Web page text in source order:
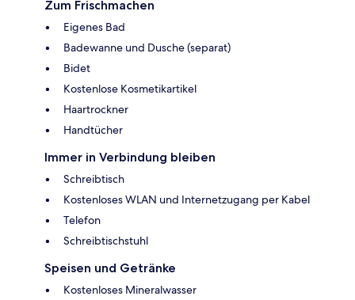
Zum Frischmachen
Eigenes Bad
Badewanne und Dusche (separat)
Bidet
Kostenlose Kosmetikartikel
Haartrockner
Handtücher
Immer in Verbindung bleiben
Schreibtisch
Kostenloses WLAN und Internetzugang per Kabel
Telefon
Schreibtischstuhl
Speisen und Getränke
Kostenloses Mineralwasser